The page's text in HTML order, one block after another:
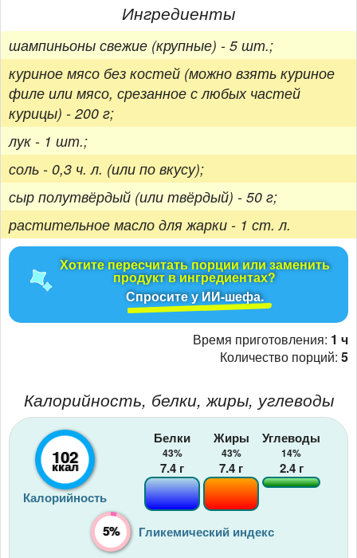
Ингредиенты
шампиньоны свежие (крупные) - 5 шт.;
куриное мясо без костей (можно взять куриное
филе или мясо, срезанное с любых частей
курицы) - 200 г;
лук - 1 шт.;
соль - 0,3 ч. л. (или по вкусу);
сыр полутвёрдый (или твёрдый) - 50 г;
растительное масло для жарки - 1 ст. л.
Хотите пересчитать порции или заменить
продукт в ингредиентах?
Спросите у ИИ-шефа.
Время приготовления: 1 ч
Количество порций: 5
Калорийность, белки, жиры, углеводы
102
ккал
Калорийность
Белки
43%
7.4 г
Жиры
43%
7.4 г
Углеводы
14%
2.4г
5% Гликемический индекс